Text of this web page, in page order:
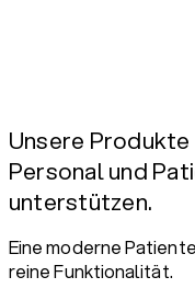
Unsere
Personal und
unterstützen.
Eine moderne
reine Funktionalität.